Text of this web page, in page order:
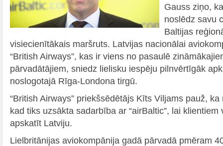
Gauss ziņo,
noslēdz savu
Baltijas
visiecienītākais maršruts. Latvijas nacionālai
“British Airways”, kas ir viens no pasaulē
pārvadātājiem, sniedz lielisku iespēju pilnvērtīgāk
noslogotajā Rīga-Londona tirgū.
“British Airways” priekšsēdētājs Kīts Viljams pauž,
kad tiks uzsākta sadarbība ar “airBaltic”, lai
apskatīt Latviju.
Lielbritānijas aviokompānija gadā pārvadā pmēram